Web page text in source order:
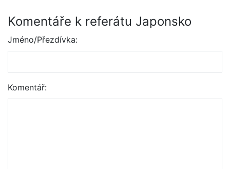
Komentáře k referátu Japonsko
Jméno/Přezdívka:
Komentář: